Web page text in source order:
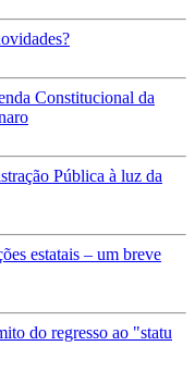
Constitucional da
Pública à luz da
estatais – um breve
do regresso ao "statu